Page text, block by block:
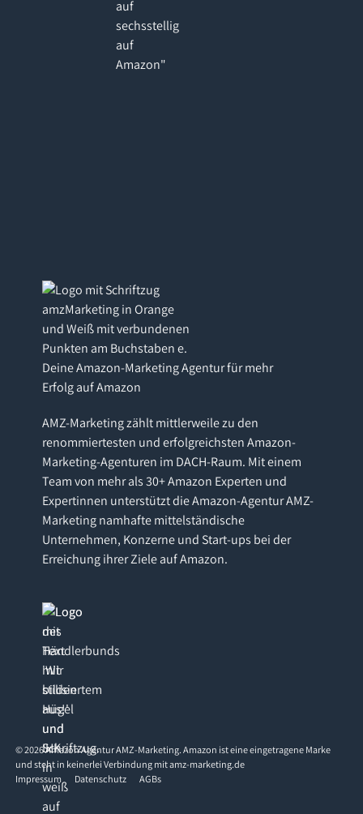
auf
sechsstellig
auf
Amazon"
Deine Amazon-Marketing Agentur für mehr
Erfolg auf Amazon
AMZ-Marketing zählt mittlerweile zu den
renommiertesten und erfolgreichsten Amazon-
Marketing-Agenturen im DACH-Raum. Mit einem
Team von mehr als 30+ Amazon Experten und
Expertinnen unterstützt die Amazon-Agentur AMZ-
Marketing namhafte mittelständische
Unternehmen, Konzerne und Start-ups bei der
Erreichung ihrer Ziele auf Amazon.
©2026Amazon Agentur AMZ-Marketing. Amazon ist eine eingetragene Marke
und steht in keinerlei Verbindung mit amz-marketing.de
Impressum
Datenschutz AGBs